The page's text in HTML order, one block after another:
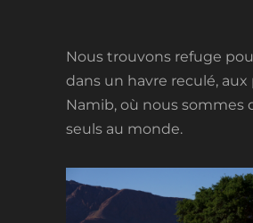
Nous trouvons refuge
dans un havre reculé, aux
Namib, où nous sommes
seuls au monde.